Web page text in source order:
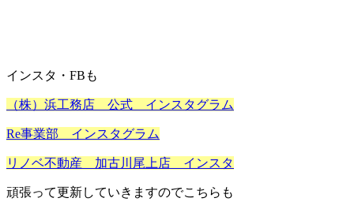
インスタ・FBも
（株）浜工務店 公式 インスタグラム
Re事業部 インスタグラム
リノベ不動産 加古川尾上店 インスタ
頑張って更新していきますのでこちらも